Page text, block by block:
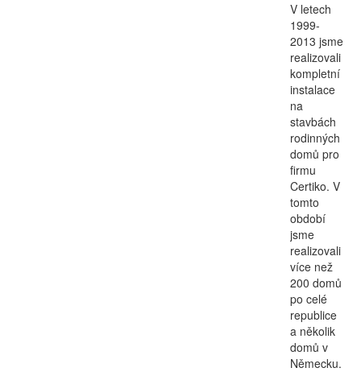
V letech
1999-
2013 jsme
realizovali
kompletní
instalace
na
stavbách
rodinných
domů pro
firmu
Certiko. V
tomto
období
jsme
realizovali
více než
200 domů
po celé
republice
a několik
domů v
Německu.